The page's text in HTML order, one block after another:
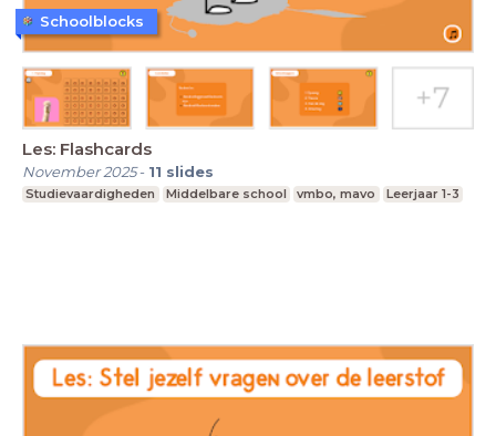
Les: Flashcards
November 2025- 11 slides
Studievaardigheden Middelbare school vmbo, mavo Leerjaar 1-3
Schoolblocks